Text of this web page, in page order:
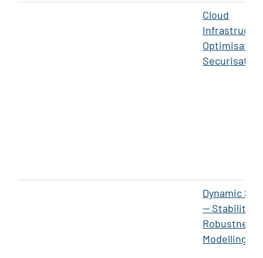
Cloud
Securisation
Dynamic
— Stability &
Robustness
Modelling/